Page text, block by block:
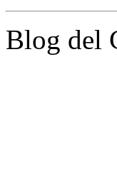
Blog del